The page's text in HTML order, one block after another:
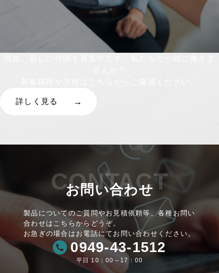
詳しく見る
CONTACT
お問い合わせ
製品についてのご質問やお見積依頼等、各種お問い
合わせはこちらからどうぞ。
お急ぎの場合はお電話にてお問い合わせください。
0949-43-1512
平日 10：00～17：00